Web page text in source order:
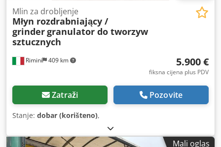
Rimini 409 km
Mlin za drobljenje
Młyn rozdrabniający /
grindergranulator do tworzyw
sztucznych
5.900 €
fiksna cijena plus PDV
Zatraži Pozovite
Stanje: dobar (korišteno),
Mali oglas